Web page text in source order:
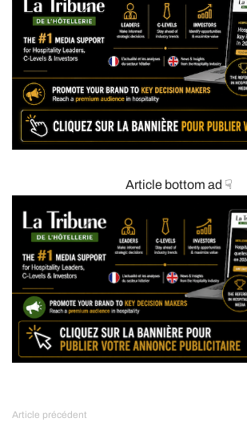
Article bottom ad ☟
Article précédent